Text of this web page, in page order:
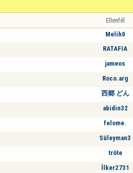
Ellenfél
Melih0
RATAFIA
jameos
Roco.arg
西郷 どん
abidin32
felome.
Süleyman3
tröte
İlker2731